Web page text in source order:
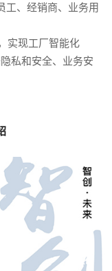
工、经销商、业务用
实现工厂智能化
私和安全、业务安